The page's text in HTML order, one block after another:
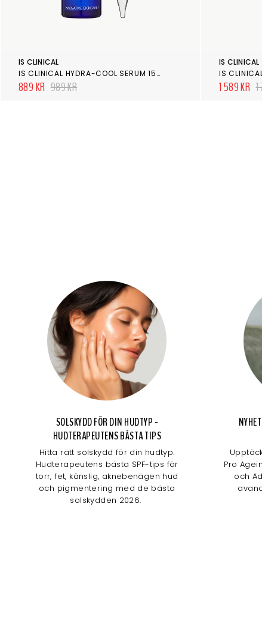
IS CLINICAL
IS CLINICAL HYDRA-COOL SERUM 15ML
889 KR 989 KR
IS CLINICAL
IS
1 589 KR
SOLSKYDD FÖR DIN HUDTYP -
HUDTERAPEUTENS BÄSTA TIPS
Hitta rätt solskydd för din hudtyp.
Hudterapeutens bästa SPF-tips för
torr, fet, känslig, aknebenägen hud
och pigmentering med de bästa
solskydden 2026.
Pro
och